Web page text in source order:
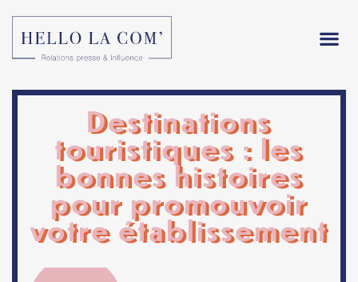
Destinations
touristiques : les
bonnes histoires
pour promouvoir
votre établissement